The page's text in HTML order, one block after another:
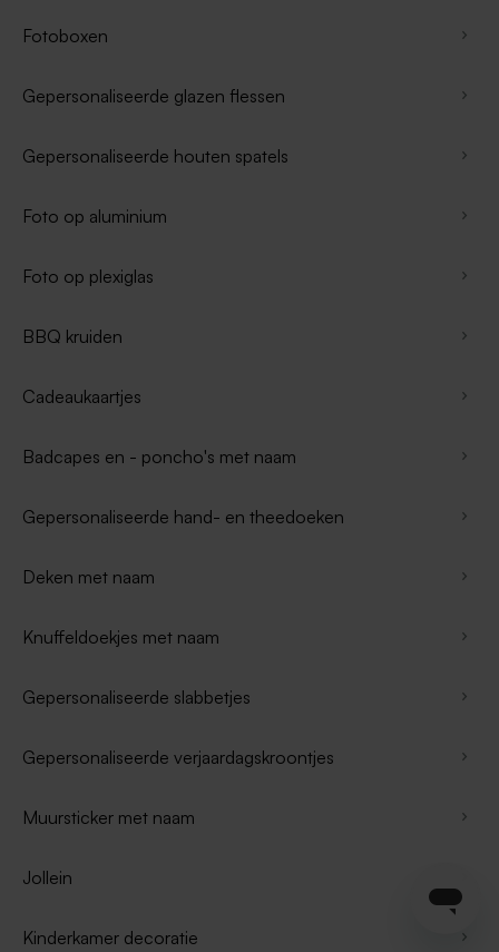
Fotoboxen
Gepersonaliseerde glazen flessen
Gepersonaliseerde houten spatels
Foto op aluminium
Foto op plexiglas
BBQ kruiden
Cadeaukaartjes
Badcapes en - poncho's met naam
Gepersonaliseerde hand- en theedoeken
Deken met naam
Knuffeldoekjes met naam
Gepersonaliseerde slabbetjes
Gepersonaliseerde verjaardagskroontjes
Muursticker met naam
Jollein
Kinderkamer decoratie